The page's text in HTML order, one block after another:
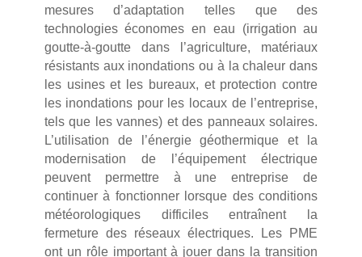
mesures d’adaptation telles que des
technologies économes en eau (irrigation au
goutte-à-goutte dans l’agriculture, matériaux
résistants aux inondations ou à la chaleur dans
les usines et les bureaux, et protection contre
les inondations pour les locaux de l’entreprise,
tels que les vannes) et des panneaux solaires.
L’utilisation de l’énergie géothermique et la
modernisation de l’équipement électrique
peuvent permettre à une entreprise de
continuer à fonctionner lorsque des conditions
météorologiques difficiles entraînent la
fermeture des réseaux électriques. Les PME
ont un rôle important à jouer dans la transition